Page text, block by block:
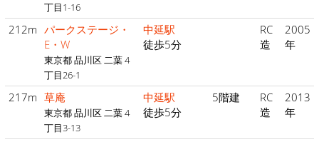
丁目1-16
212m パークステージ・
E・W
東京都 品川区 二葉 4
丁目26-1
中延駅
徒歩5分
RC
造
2005
年
217m 草庵
東京都 品川区 二葉 4
丁目3-13
中延駅
徒歩5分
5階建
RC
造
2013
年